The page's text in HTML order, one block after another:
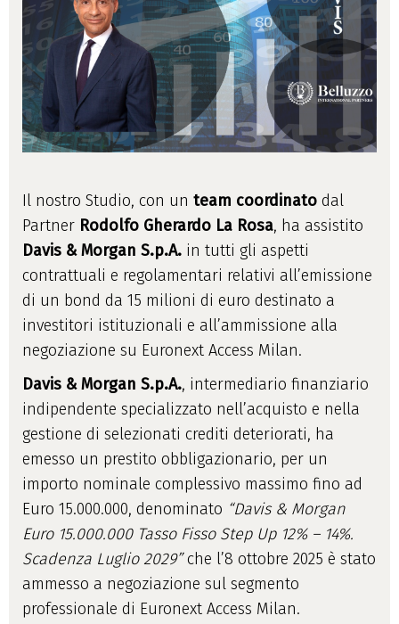
Il nostro Studio, con un team coordinato dal
Partner Rodolfo Gherardo La Rosa, ha assistito
Davis & Morgan S.p.A. in tutti gli aspetti
contrattuali e regolamentari relativi all’emissione
di un bond da 15 milioni di euro destinato a
investitori istituzionali e all’ammissione alla
negoziazione su Euronext Access Milan.
Davis & Morgan S.p.A., intermediario finanziario
indipendente specializzato nell’acquisto e nella
gestione di selezionati crediti deteriorati, ha
emesso un prestito obbligazionario, per un
importo nominale complessivo massimo fino ad
Euro 15.000.000, denominato “Davis & Morgan
Euro 15.000.000 Tasso Fisso Step Up 12% – 14%.
Scadenza Luglio 2029”che l’8 ottobre 2025 è stato
ammesso a negoziazione sul segmento
professionale di Euronext Access Milan.